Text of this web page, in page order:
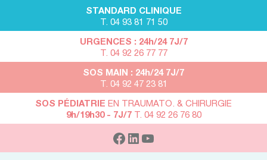
STANDARD CLINIQUE
T. 04 93 81 71 50
URGENCES : 24h/24 7J/7
T. 04 92 26 77 77
SOS MAIN : 24h/24 7J/7
T. 04 92 47 23 81
SOS PÉDIATRIE EN TRAUMATO. & CHIRURGIE
9h/19h30 - 7J/7T. 04 92 26 76 80